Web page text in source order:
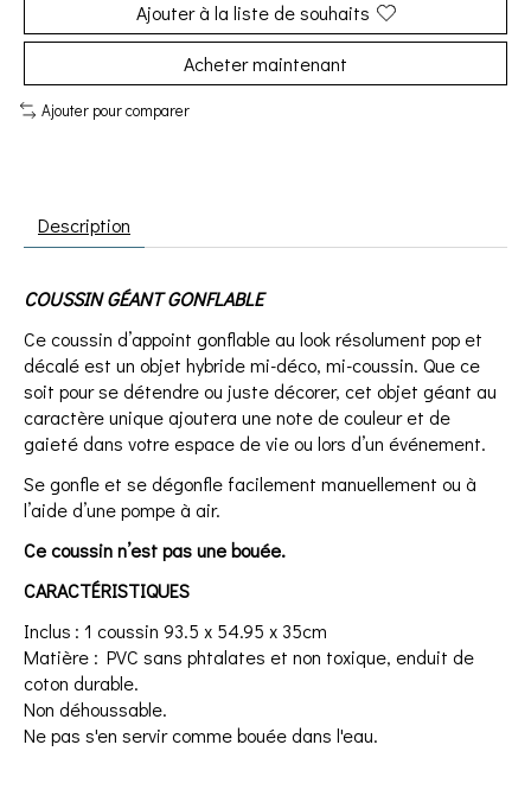
Ajouter à la liste de souhaits
Acheter maintenant
Ajouter pour comparer
Description
COUSSIN GÉANT GONFLABLE
Ce coussin d’appoint gonflable au look résolument pop et
décalé est un objet hybride mi-déco, mi-coussin. Que ce
soit pour se détendre ou juste décorer, cet objet géant au
caractère unique ajoutera une note de couleur et de
gaieté dans votre espace de vie ou lors d’un événement.
Se gonfle et se dégonfle facilement manuellement ou à
l’aide d’une pompe à air.
Ce coussin n’est pas une bouée.
CARACTÉRISTIQUES
Inclus : 1 coussin 93.5 x 54.95 x 35cm
Matière : PVC sans phtalates et non toxique, enduit de
coton durable.
Non déhoussable.
Ne pas s'en servir comme bouée dans l'eau.